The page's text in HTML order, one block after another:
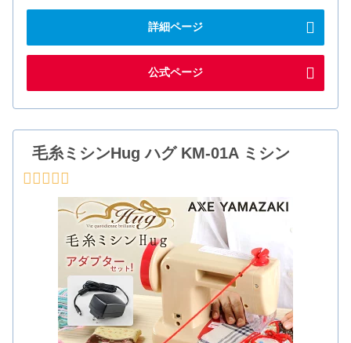
詳細ページ
公式ページ
毛糸ミシンHug ハグ KM-01A ミシン